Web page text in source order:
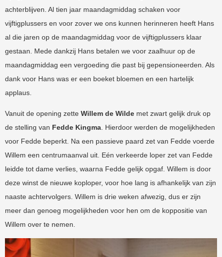
achterblijven. Al tien jaar maandagmiddag schaken voor
vijftigplussers en voor zover we ons kunnen herinneren heeft Hans
al die jaren op de maandagmiddag voor de vijftigplussers klaar
gestaan. Mede dankzij Hans betalen we voor zaalhuur op de
maandagmiddag een vergoeding die past bij gepensioneerden. Als
dank voor Hans was er een boeket bloemen en een hartelijk
applaus.
Vanuit de opening zette Willem de Wilde met zwart gelijk druk op
de stelling van Fedde Kingma . Hierdoor werden de mogelijkheden
voor Fedde beperkt. Na een passieve paard zet van Fedde voerde
Willem een centrumaanval uit. Eén verkeerde loper zet van Fedde
leidde tot dame verlies, waarna Fedde gelijk opgaf. Willem is door
deze winst de nieuwe koploper, voor hoe lang is afhankelijk van zijn
naaste achtervolgers. Willem is drie weken afwezig, dus er zijn
meer dan genoeg mogelijkheden voor hen om de koppositie van
Willem over te nemen.